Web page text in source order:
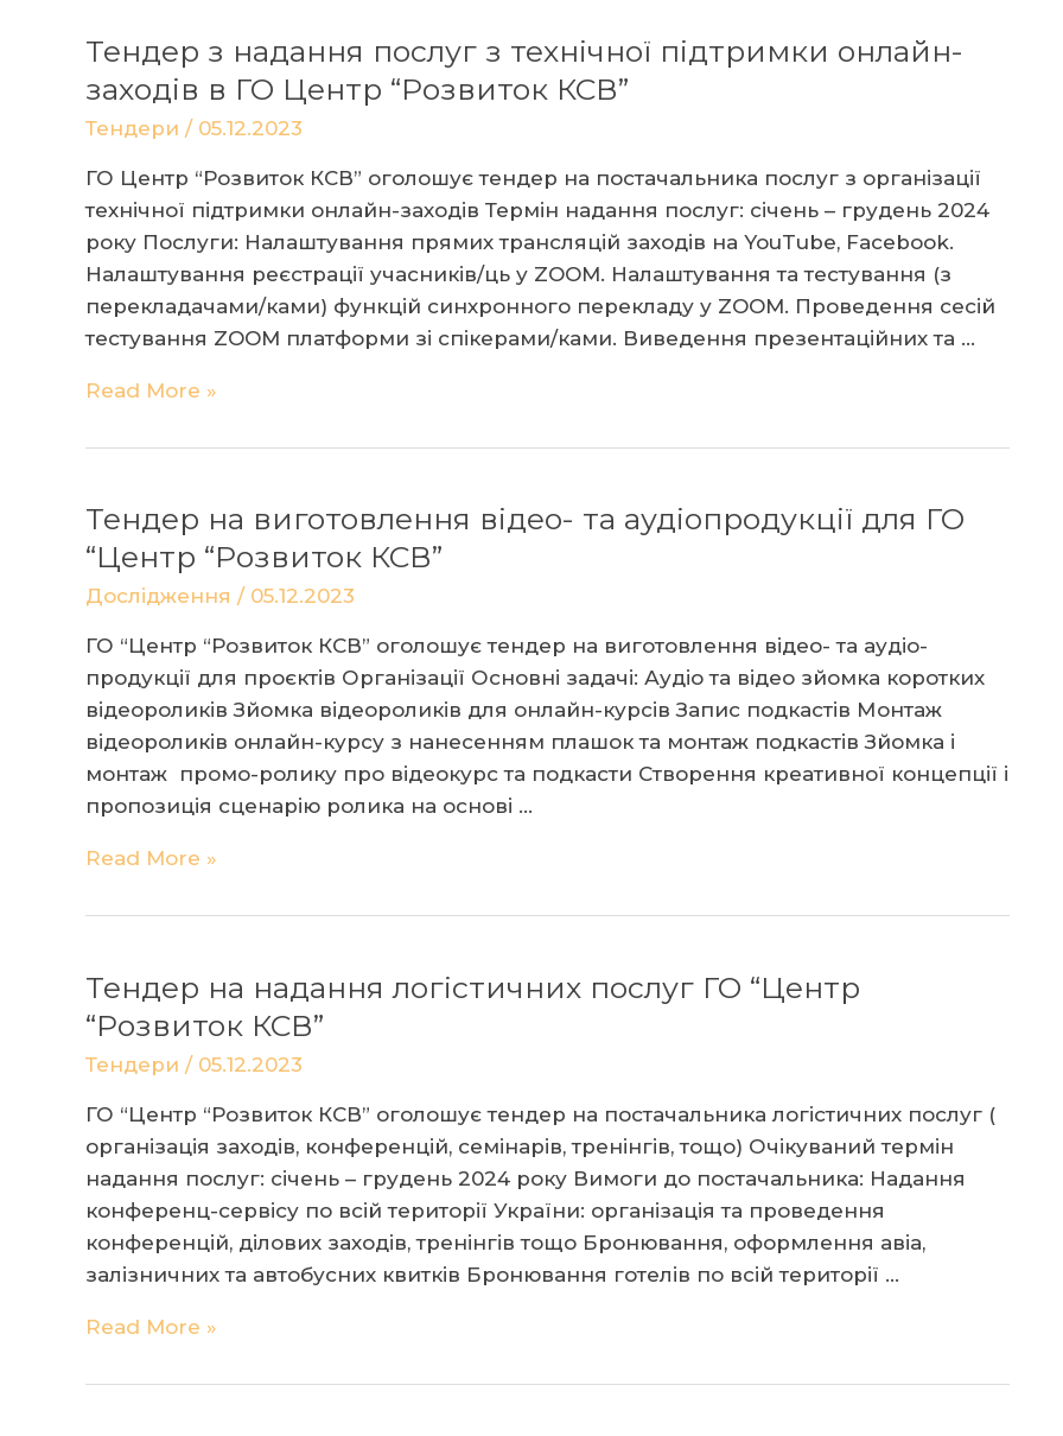
Тендер з надання послуг з технічної підтримки онлайн-
заходів в ГО Центр “Розвиток КСВ”
Тендери / 05.12.2023
ГО Центр “Розвиток КСВ” оголошує тендер на постачальника послуг з організації
технічної підтримки онлайн-заходів Термін надання послуг: січень – грудень 2024
року Послуги: Налаштування прямих трансляцій заходів на YouTube, Facebook.
Налаштування реєстрації учасників/ць у ZOOM. Налаштування та тестування (з
перекладачами/ками) функцій синхронного перекладу у ZOOM. Проведення сесій
тестування ZOOM платформи зі спікерами/ками. Виведення презентаційних та …
Тендер
надання
з
технічної
підтримки
онлайн-
заходів
в
ГО
Центр
“Розвиток
КСВ”
Read More »
Тендер на виготовлення відео- та аудіопродукції для ГО
“Центр “Розвиток КСВ”
Дослідження / 05.12.2023
ГО “Центр “Розвиток КСВ” оголошує тендер на виготовлення відео- та аудіо-
продукції для проєктів Організації Основні задачі: Аудіо та відео зйомка коротких
відеороликів Зйомка відеороликів для онлайн-курсів Запис подкастів Монтаж
відеороликів онлайн-курсу з нанесенням плашок та монтаж подкастів Зйомка і
монтаж промо-ролику про відеокурс та подкасти Створення креативної концепції і
пропозиція сценарію ролика на основі …
Тендер
виготовлення
та
аудіопродукції
“Центр
“Розвиток
КСВ”
Read More »
Тендер на надання логістичних послуг ГО “Центр
“Розвиток КСВ”
Тендери / 05.12.2023
ГО “Центр “Розвиток КСВ” оголошує тендер на постачальника логістичних послуг (
організація заходів, конференцій, семінарів, тренінгів, тощо) Очікуваний термін
надання послуг: січень – грудень 2024 року Вимоги до постачальника: Надання
конференц-сервісу по всій території України: організація та проведення
конференцій, ділових заходів, тренінгів тощо Бронювання, оформлення авіа,
залізничних та автобусних квитків Бронювання готелів по всій території …
Тендер
надання
Read More »